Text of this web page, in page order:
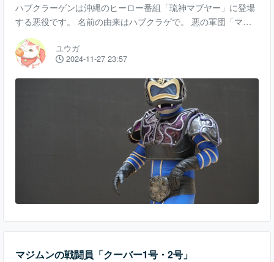
ハブクラーゲンは沖縄のヒーロー番組「琉神マブヤー」に登場
する悪役です。 名前の由来はハブクラゲで。 悪の軍団「マジ
ムン」を率いてヒーローのマブヤーと戦いを繰り広げますが、
単なる悪役にとどまらない非常に魅力的なキャラクターです。
ハブクラーゲンの魅力は何といってもコミカル要素。 コメディ
アンのように面白い台詞を次から次へ連発し、視聴者に笑いを
提供します。 テレビ番組の中だけにとどまらず、実際のヒーロ
ーショーでも積極的にお客さんに絡むなどその面白さで作中で
も屈指の人気を誇るキャラクターです。 一方
ユウガ
2024-11-27 23:57
マジムンの戦闘員「クーバー1号・2号」